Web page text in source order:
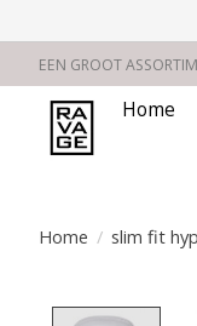
EEN GROOT
Home
Home / slim fit